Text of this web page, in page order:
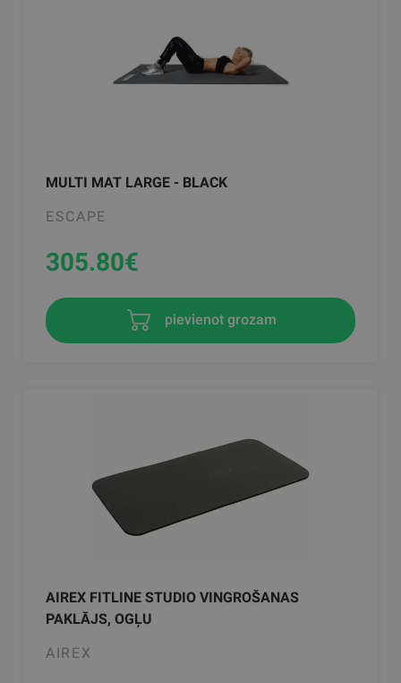
MULTI MAT LARGE - BLACK
ESCAPE
305.80€
pievienot grozam
AIREX FITLINE STUDIO VINGROŠANAS
PAKLĀJS, OGĻU
AIREX